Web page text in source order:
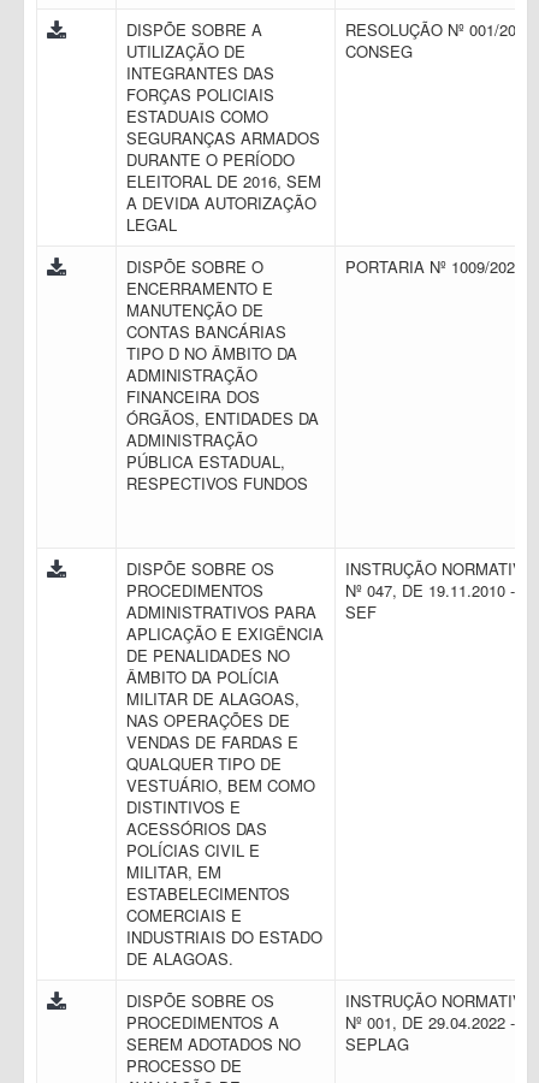
DISPÕE SOBRE A
UTILIZAÇÃO DE
INTEGRANTES DAS
FORÇAS POLICIAIS
ESTADUAIS COMO
SEGURANÇAS ARMADOS
DURANTE O PERÍODO
ELEITORAL DE 2016, SEM
A DEVIDA AUTORIZAÇÃO
LEGAL
RESOLUÇÃO Nº 001/2016
CONSEG
DISPÕE SOBRE O
ENCERRAMENTO E
MANUTENÇÃO DE
CONTAS BANCÁRIAS
TIPO D NO ÂMBITO DA
ADMINISTRAÇÃO
FINANCEIRA DOS
ÓRGÃOS, ENTIDADES DA
ADMINISTRAÇÃO
PÚBLICA ESTADUAL,
RESPECTIVOS FUNDOS
PORTARIA Nº 1009/2021
DISPÕE SOBRE OS
PROCEDIMENTOS
ADMINISTRATIVOS PARA
APLICAÇÃO E EXIGÊNCIA
DE PENALIDADES NO
ÂMBITO DA POLÍCIA
MILITAR DE ALAGOAS,
NAS OPERAÇÕES DE
VENDAS DE FARDAS E
QUALQUER TIPO DE
VESTUÁRIO, BEM COMO
DISTINTIVOS E
ACESSÓRIOS DAS
POLÍCIAS CIVIL E
MILITAR, EM
ESTABELECIMENTOS
COMERCIAIS E
INDUSTRIAIS DO ESTADO
DE ALAGOAS.
INSTRUÇÃO NORMATIVA
Nº 047, DE 19.11.2010 -
SEF
DISPÕE SOBRE OS
PROCEDIMENTOS A
SEREM ADOTADOS NO
PROCESSO DE
INSTRUÇÃO NORMATIVA
Nº 001, DE 29.04.2022 -
SEPLAG